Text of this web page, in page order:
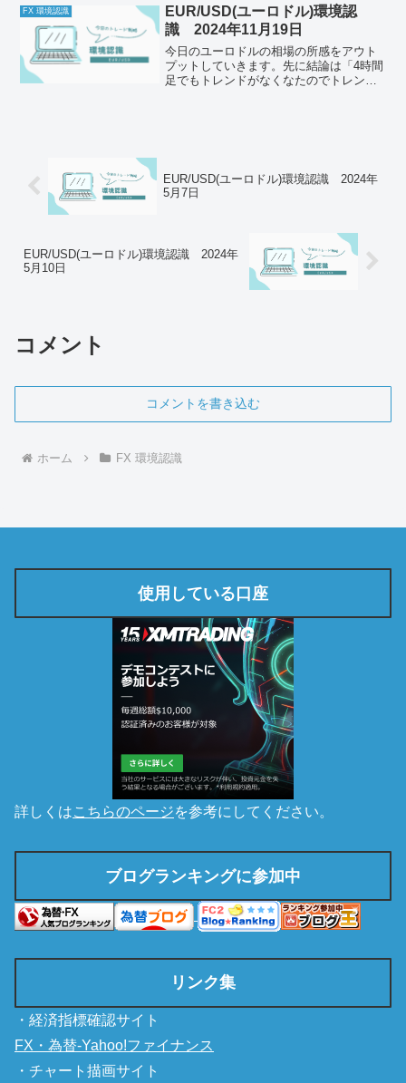
不足云々よりも、早朝に地震速報が鳴っ
てびっくりしました。しかも...
FX 環境認識
EUR/USD(ユーロドル)環境認
識 2024年11月19日
今日のユーロドルの相場の所感をアウト
プットしていきます。先に結論は「4時間
足でもトレンドがなくなたのでトレンド
EUR/USD(ユーロドル)環境認識 2024年
5月7日
EUR/USD(ユーロドル)環境認識 2024年
5月10日
コメント
コメントを書き込む
ホーム FX 環境認識
使用している口座
詳しくはこちらのページを参考にしてください。
ブログランキングに参加中
リンク集
・経済指標確認サイト
FX・為替-Yahoo!ファイナンス
・チャート描画サイト